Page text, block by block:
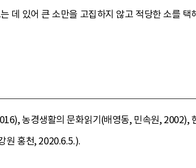
데 있어 큰 소만을 고집하지 않고 적당한 소를 택
농경생활의 문화읽기(배영동, 민속원, 2002),
원 홍천, 2020.6.5.).